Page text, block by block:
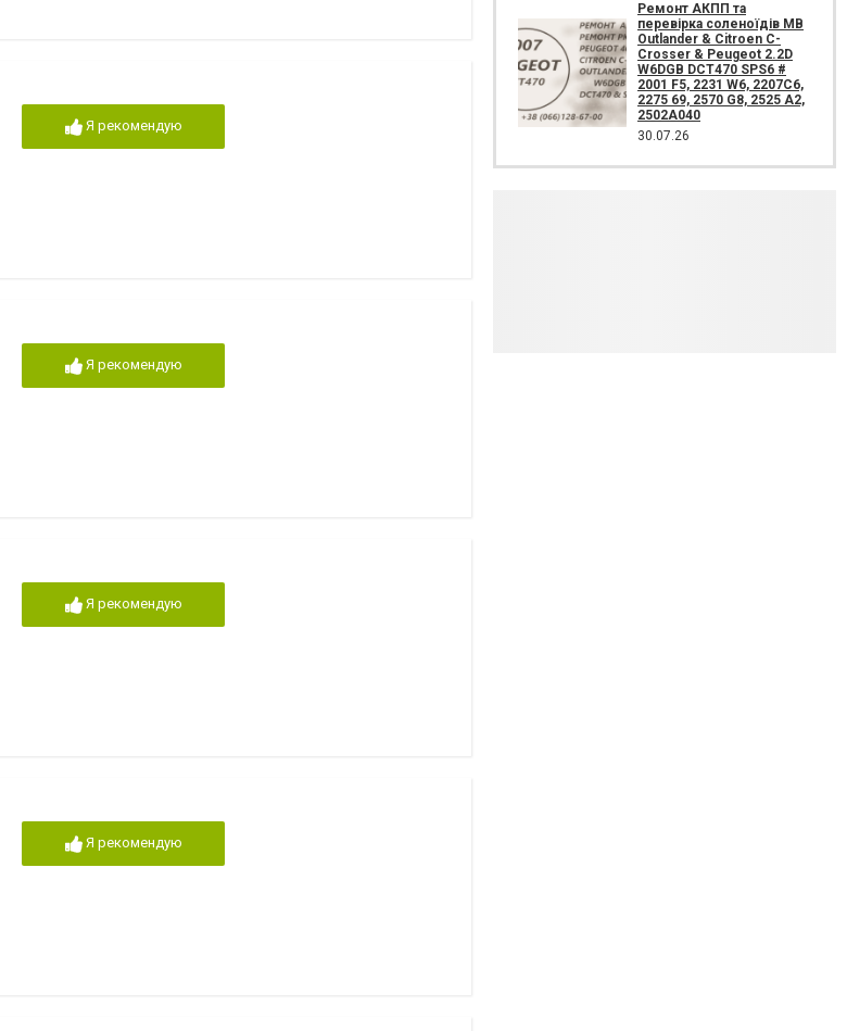
Я рекомендую
Я рекомендую
Я рекомендую
Я рекомендую
Ремонт АКПП та
перевірка соленоїдів MB
Outlander & Citroen C-
Crosser & Peugeot 2.2D
W6DGB DCT470 SPS6 #
2001 F5, 2231 W6, 2207C6,
2275 69, 2570 G8, 2525 A2,
2502A040
30.07.26